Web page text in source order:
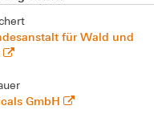
für Wald und
GmbH